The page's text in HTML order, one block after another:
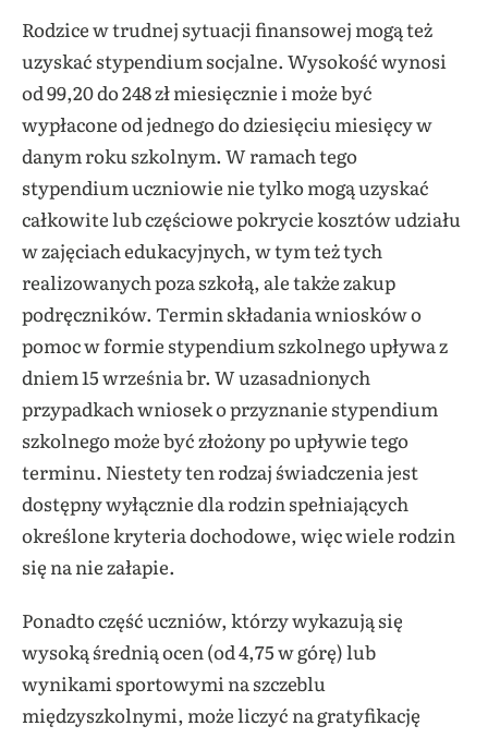
Rodzice w trudnej sytuacji finansowej mogą też
uzyskać stypendium socjalne. Wysokość wynosi
od 99,20 do 248 zł miesięcznie i może być
wypłacone od jednego do dziesięciu miesięcy w
danym roku szkolnym. W ramach tego
stypendium uczniowie nie tylko mogą uzyskać
całkowite lub częściowe pokrycie kosztów udziału
w zajęciach edukacyjnych, w tym też tych
realizowanych poza szkołą, ale także zakup
podręczników. Termin składania wniosków o
pomoc w formie stypendium szkolnego upływa z
dniem 15 września br. W uzasadnionych
przypadkach wnioseko przyznanie stypendium
szkolnego może być złożony po upływie tego
terminu. Niestety ten rodzaj świadczenia jest
dostępny wyłącznie dla rodzin spełniających
określone kryteria dochodowe, więc wiele rodzin
się na nie załapie.
Ponadto część uczniów, którzy wykazują się
wysoką średnią ocen (od 4,75 w górę) lub
wynikami sportowymi na szczeblu
międzyszkolnymi, może liczyć na gratyfikację